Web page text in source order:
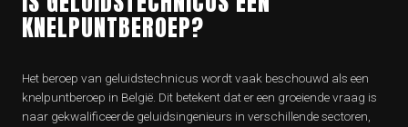
KNELPUNTBEROEP?
Het beroep van geluidstechnicus wordt vaak beschouwd als een
knelpuntberoep in België. Dit betekent dat er een groeiende vraag is
naar gekwalificeerde geluidsingenieurs in verschillende sectoren,